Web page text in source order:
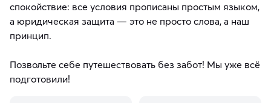
спокойствие: все условия прописаны простым языком,
а юридическая защита — это не просто слова, а наш
принцип.
Позвольте себе путешествовать без забот! Мы уже всё
подготовили!